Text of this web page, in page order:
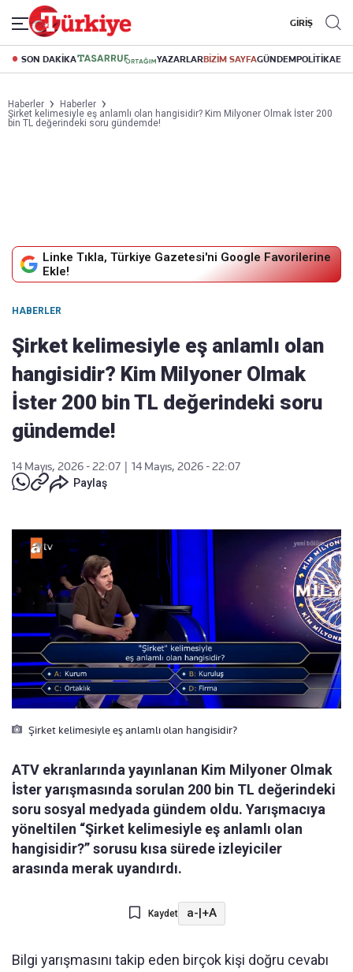
GİRİŞ
SON DAKİKA YAZARLARBİZİM SAYFAGÜNDEMPOLİTİKA
Haberler
Haberler
Şirket kelimesiyle eş anlamlı olan hangisidir? Kim Milyoner Olmak İster 200
bin TL değerindeki soru gündemde!
Linke Tıkla, Türkiye Gazetesi'ni Google Favorilerine
Ekle!
HABERLER
Şirket kelimesiyle eş anlamlı olan
hangisidir? Kim Milyoner Olmak
İster 200 bin TL değerindeki soru
gündemde!
14 Mayıs, 2026 - 22:07
14 Mayıs, 2026 - 22:07
Paylaş
Şirket kelimesiyle eş anlamlı olan hangisidir?
ATV ekranlarında yayınlanan Kim Milyoner Olmak
İster yarışmasında sorulan 200 bin TL değerindeki
soru sosyal medyada gündem oldu. Yarışmacıya
yöneltilen “Şirket kelimesiyle eş anlamlı olan
hangisidir?” sorusu kısa sürede izleyiciler
arasında merak uyandırdı.
Kaydet a-|+A
Bilgi yarışmasını takip eden birçok kişi doğru cevabı